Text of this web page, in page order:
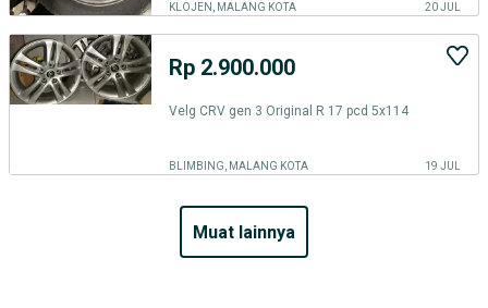
KLOJEN, MALANG KOTA 20 JUL
Rp 2.900.000
Velg CRV gen 3 Original R 17 pcd 5x114
BLIMBING, MALANG KOTA 19 JUL
muat lainnya